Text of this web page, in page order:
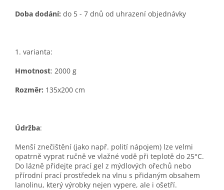
Doba dodání: do 5 - 7 dnů od uhrazení objednávky
1. varianta:
Hmotnost: 2000 g
Rozměr: 135x200 cm
Údržba:
Menší znečištění (jako např. polití nápojem) lze velmi
opatrně vyprat ručně ve vlažné vodě při teplotě do 25°C.
Do lázně přidejte prací gel z mýdlových ořechů nebo
přírodní prací prostředek na vlnu s přidaným obsahem
lanolinu, který výrobky nejen vypere, ale i ošetří.